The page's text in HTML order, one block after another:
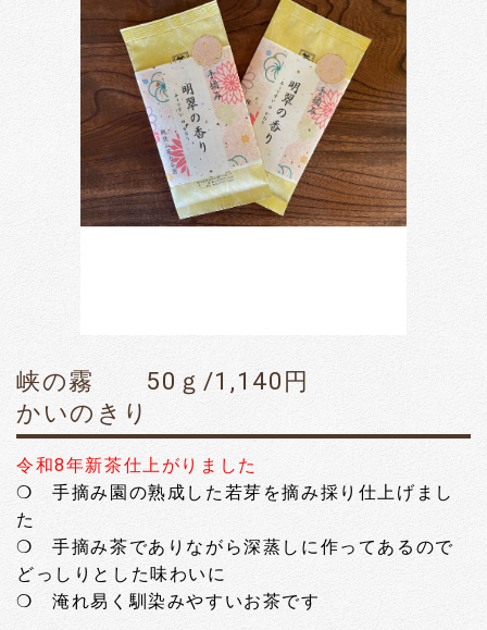
峡の霧 50ｇ/1,140円
かいのきり
令和8年新茶仕上がりました
❍ 手摘み園の熟成した若芽を摘み採り仕上げまし
た
❍ 手摘み茶でありながら深蒸しに作ってあるので
どっしりとした味わいに
❍ 淹れ易く馴染みやすいお茶です